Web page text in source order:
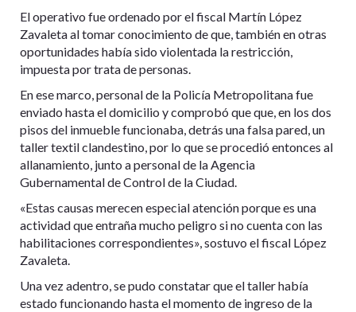
El operativo fue ordenado por el fiscal Martín López
Zavaleta al tomar conocimiento de que, también en otras
oportunidades había sido violentada la restricción,
impuesta por trata de personas.
En ese marco, personal de la Policía Metropolitana fue
enviado hasta el domicilio y comprobó que que, en los dos
pisos del inmueble funcionaba, detrás una falsa pared, un
taller textil clandestino, por lo que se procedió entonces al
allanamiento, junto a personal de la Agencia
Gubernamental de Control de la Ciudad.
«Estas causas merecen especial atención porque es una
actividad que entraña mucho peligro si no cuenta con las
habilitaciones correspondientes», sostuvo el fiscal López
Zavaleta.
Una vez adentro, se pudo constatar que el taller había
estado funcionando hasta el momento de ingreso de la